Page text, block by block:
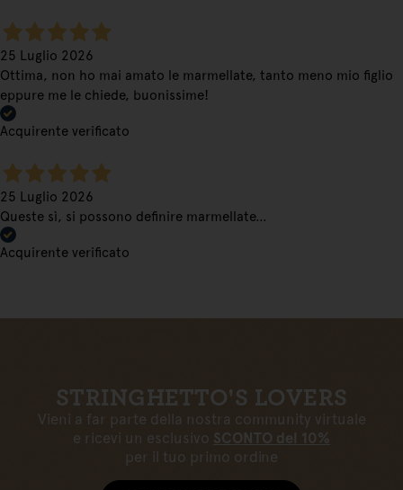
25 Luglio 2026
Ottima, non ho mai amato le marmellate, tanto meno mio figlio
eppure me le chiede, buonissime!
Acquirente verificato
25 Luglio 2026
Queste sì, si possono definire marmellate…
Acquirente verificato
STRINGHETTO'S LOVERS
Vieni a far parte della nostra community virtuale
e ricevi un esclusivo SCONTO del 10%
per il tuo primo ordine